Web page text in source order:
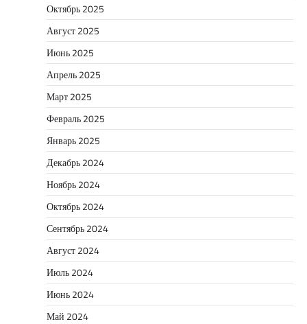
Октябрь 2025
Август 2025
Июнь 2025
Апрель 2025
Март 2025
Февраль 2025
Январь 2025
Декабрь 2024
Ноябрь 2024
Октябрь 2024
Сентябрь 2024
Август 2024
Июль 2024
Июнь 2024
Май 2024